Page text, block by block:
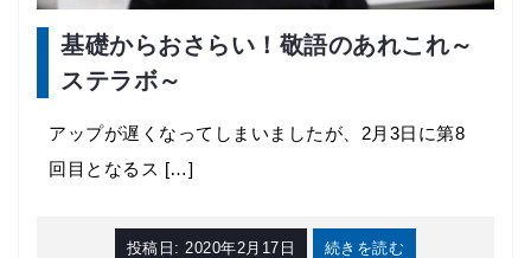
基礎からおさらい！敬語のあれこれ～
ステラボ～
アップが遅くなってしまいましたが、2月3日に第8
回目となるス […]
投稿日: 2020年2月17日 続きを読む